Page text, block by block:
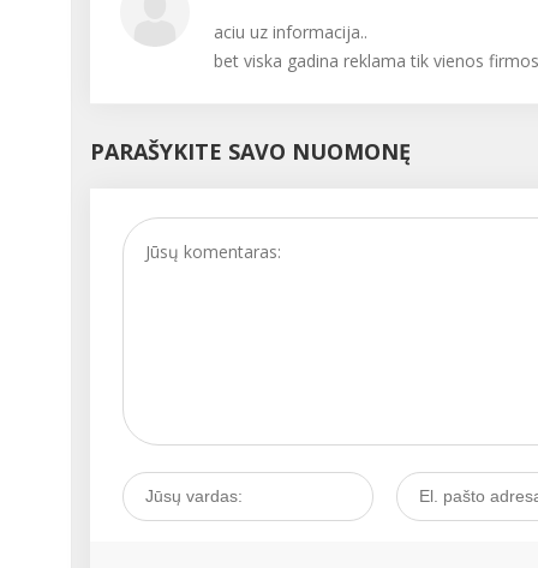
aciu uz informacija..
bet viska gadina reklama tik vienos firmos
PARAŠYKITE SAVO NUOMONĘ